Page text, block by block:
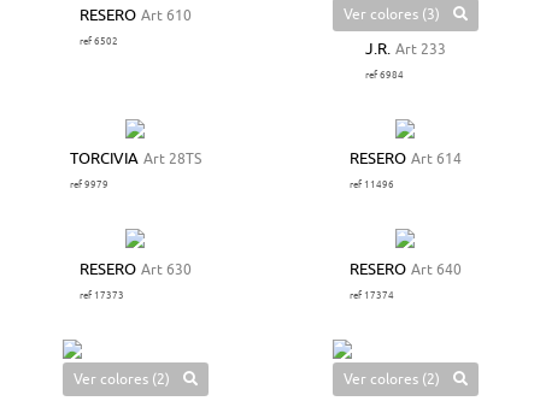
RESERO Art 610
ref 6502
Ver colores (3)
J.R. Art 233
ref 6984
TORCIVIA Art 28TS
ref 9979
RESERO Art 614
ref 11496
RESERO Art 630
ref 17373
RESERO Art 640
ref 17374
Ver colores (2)
Ver colores (2)